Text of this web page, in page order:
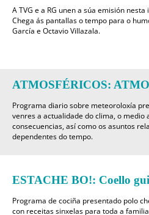
A TVG e a RG unen a súa emisión
Chega ás pantallas o tempo para o
García e Octavio Villazala.
ATMOSFÉRICOS:
Programa diario sobre meteoroloxía
venres a actualidade do clima, o
consecuencias, así como os asuntos
dependentes do tempo.
ESTACHE BO!: Coello
Programa de cociña presentado polo
con receitas sinxelas para toda a